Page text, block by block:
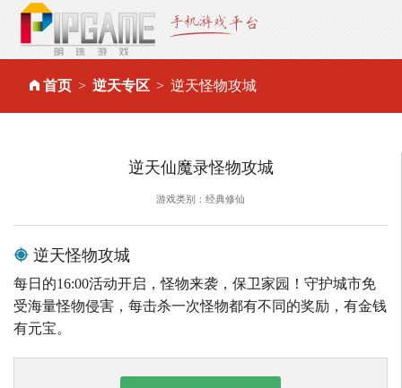
首页 逆天专区 逆天怪物攻城
逆天仙魔录怪物攻城
游戏类别：经典修仙
逆天怪物攻城
每日的16:00活动开启，怪物来袭，保卫家园！守护城市免
受海量怪物侵害，每击杀一次怪物都有不同的奖励，有金钱
有元宝。